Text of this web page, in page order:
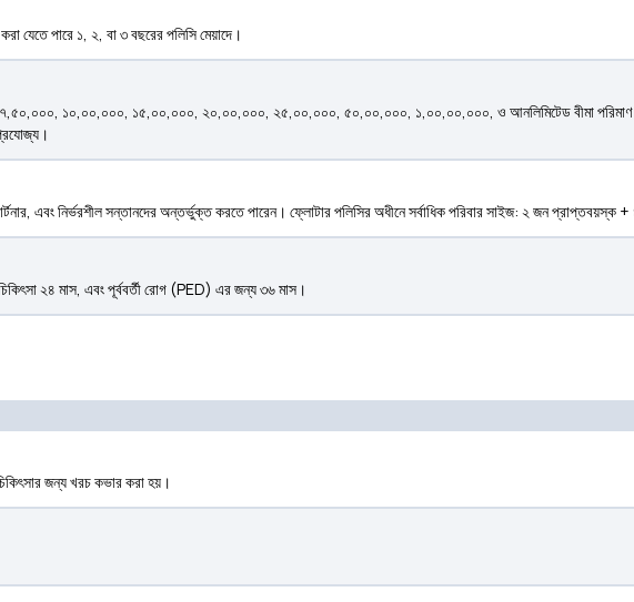
যেতে পারে ১, ২, বা ৩ বছরের পলিসি মেয়াদে।
₹১০,০০,০০০, ₹১৫,০০,০০০, ₹২০,০০,০০০, ₹২৫,০০,০০০, ₹৫০,০০,০০০, ₹১,০০,০০,০০০, ও আনলিমিটেড বীমা পরিমাণ।
এবং নির্ভরশীল সন্তানদের অন্তর্ভুক্ত করতে পারেন। ফ্লোটার পলিসির অধীনে সর্বাধিক পরিবার সাইজ: ২ জন প্রাপ্তবয়স্ক
চিকিৎসা ২৪ মাস, এবং পূর্ববর্তী রোগ (PED) এর জন্য ৩৬ মাস।
জন্য খরচ কভার করা হয়।